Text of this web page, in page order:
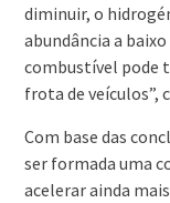
diminuir, o
abundância a
combustível pode
frota de veículos”,
Com base das
ser formada uma
acelerar ainda